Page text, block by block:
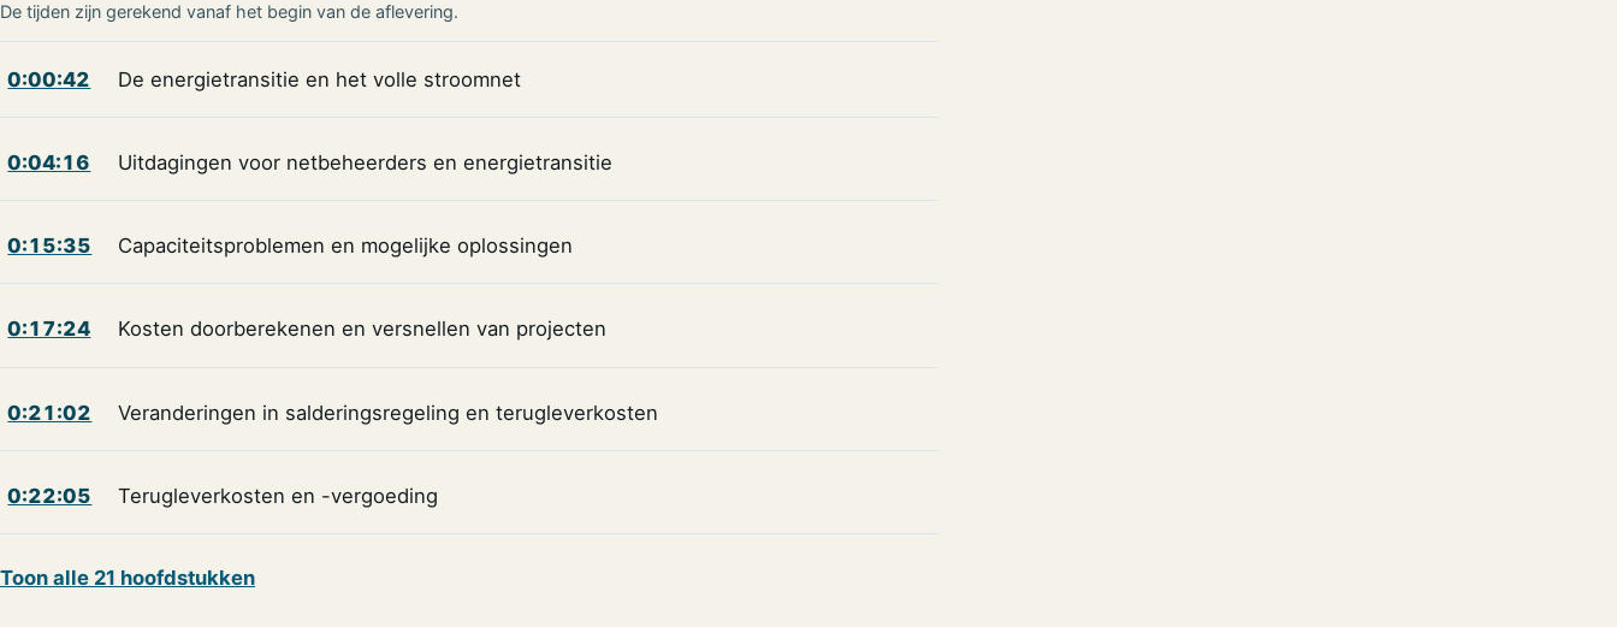
De tijden zijn gerekend vanaf het begin van de aflevering.
0:00:42 De energietransitie en het volle stroomnet
0:04:16 Uitdagingen voor netbeheerders en energietransitie
0:15:35 Capaciteitsproblemen en mogelijke oplossingen
0:17:24 Kosten doorberekenen en versnellen van projecten
0:21:02 Veranderingen in salderingsregeling en terugleverkosten
0:22:05 Terugleverkosten en -vergoeding
Toon alle 21 hoofdstukken